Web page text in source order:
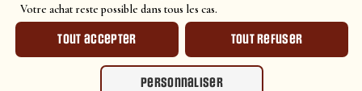
Votre achat reste possible dans tous les cas.
Tout accepter Tout refuser
Personnaliser